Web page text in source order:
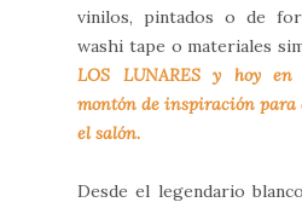
vinilos, pintados o de
washi tape o materiales
LOS LUNARES y hoy
montón de inspiración para
el salón.
Desde el legendario